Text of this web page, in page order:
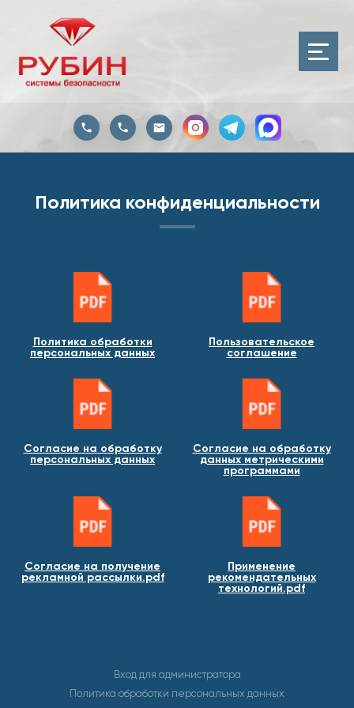
Политика конфиденциальности
Политика обработки
персональных данных
Пользовательское
соглашение
Согласие на обработку
персональных данных
Согласие на обработку
данных метрическими
программами
Согласие на получение
рекламной рассылки.pdf
Применение
рекомендательных
технологий.pdf
Вход для администратора
Политика обработки персональных данных